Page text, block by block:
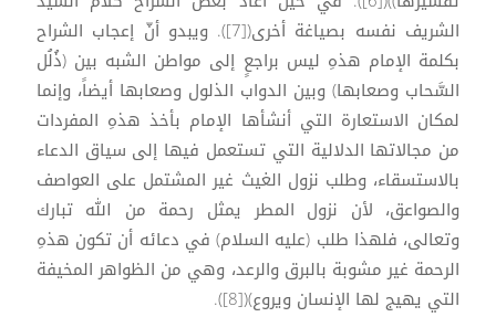
الشريف نفسه بصياغة أخرى([7]). ويبدو أنّ إعجاب الشراح
بكلمة الإمام هذهِ ليس براجعٍ إلى مواطن الشبه بين (ذُلُل
السَّحاب وصعابها) وبين الدواب الذلول وصعابها أيضاً، وإنما
لمكان الاستعارة التي أنشأها الإمام بأخذ هذهِ المفردات
من مجالاتها الدلالية التي تستعمل فيها إلى سياق الدعاء
بالاستسقاء، وطلب نزول الغيث غير المشتمل على العواصف
والصواعق، لأن نزول المطر يمثل رحمة من الله تبارك
وتعالى، فلهذا طلب (عليه السلام) في دعائه أن تكون هذهِ
الرحمة غير مشوبة بالبرق والرعد، وهي من الظواهر المخيفة
التي يهيج لها الإنسان ويروع)([8]).